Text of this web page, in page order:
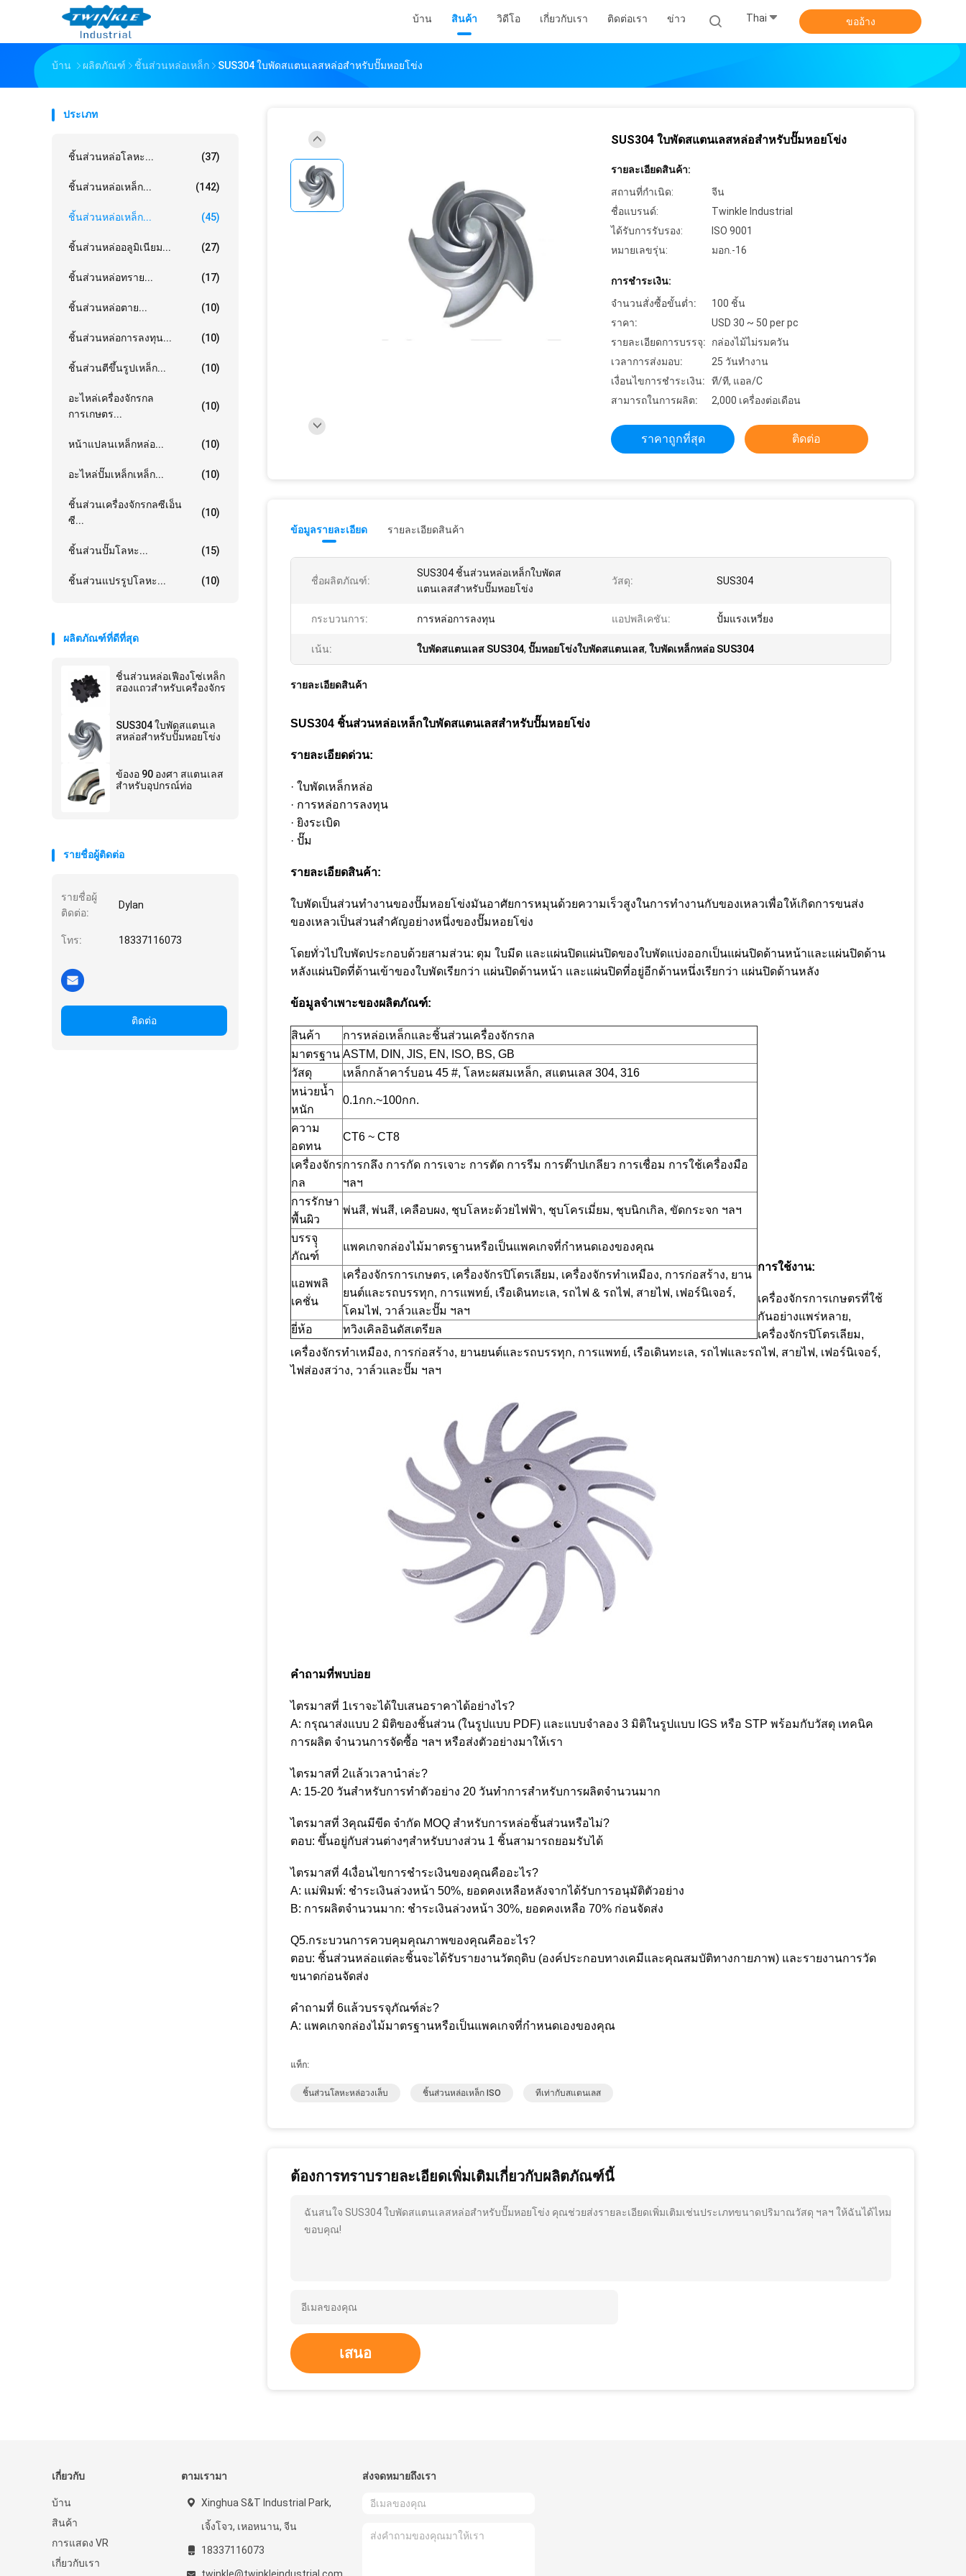
บ้าน สินค้า วิดีโอ เกี่ยวกับเรา ติดต่อเรา ข่าว Thai ขออ้าง
บ้าน ผลิตภัณฑ์ ชิ้นส่วนหล่อเหล็ก SUS304 ใบพัดสแตนเลสหล่อสำหรับปั๊มหอยโข่ง
ประเภท
ชิ้นส่วนหล่อโลหะ... (37)
ชิ้นส่วนหล่อเหล็ก... (142)
ชิ้นส่วนหล่อเหล็ก... (45)
ชิ้นส่วนหล่ออลูมิเนียม... (27)
ชิ้นส่วนหล่อทราย... (17)
ชิ้นส่วนหล่อตาย... (10)
ชิ้นส่วนหล่อการลงทุน... (10)
ชิ้นส่วนตีขึ้นรูปเหล็ก... (10)
อะไหล่เครื่องจักรกล
การเกษตร...
(10)
หน้าแปลนเหล็กหล่อ... (10)
อะไหล่ปั๊มเหล็กเหล็ก... (10)
ชิ้นส่วนเครื่องจักรกลซีเอ็น
ซี...
(10)
ชิ้นส่วนปั๊มโลหะ... (15)
ชิ้นส่วนแปรรูปโลหะ... (10)
ผลิตภัณฑ์ที่ดีที่สุด
ชิ้นส่วนหล่อเฟืองโซ่เหล็ก
สองแถวสำหรับเครื่องจักร
SUS304 ใบพัดสแตนเล
สหล่อสำหรับปั๊มหอยโข่ง
ข้องอ 90 องศา สแตนเลส
สำหรับอุปกรณ์ท่อ
รายชื่อผู้ติดต่อ
รายชื่อผู้
ติดต่อ:
Dylan
โทร: 18337116073
ติดต่อ
SUS304 ใบพัดสแตนเลสหล่อสำหรับปั๊มหอยโข่ง
รายละเอียดสินค้า:
สถานที่กำเนิด:
จีน
ชื่อแบรนด์:
Twinkle Industrial
ได้รับการรับรอง:
ISO 9001
หมายเลขรุ่น:
มอก.-16
การชำระเงิน:
จำนวนสั่งซื้อขั้นต่ำ:
100 ชิ้น
ราคา:
USD 30 ~ 50 per pc
รายละเอียดการบรรจุ:
กล่องไม้ไม่รมควัน
เวลาการส่งมอบ:
25 วันทำงาน
เงื่อนไขการชำระเงิน:
ที/ที, แอล/C
สามารถในการผลิต:
2,000 เครื่องต่อเดือน
ราคาถูกที่สุด ติดต่อ
ข้อมูลรายละเอียด รายละเอียดสินค้า
ชื่อผลิตภัณฑ์:
SUS304 ชิ้นส่วนหล่อเหล็กใบพัดส
แตนเลสสำหรับปั๊มหอยโข่ง
วัสดุ: SUS304
กระบวนการ: การหล่อการลงทุน แอปพลิเคชัน: ปั้มแรงเหวี่ยง
เน้น: ใบพัดสแตนเลส SUS304, ปั๊มหอยโข่งใบพัดสแตนเลส, ใบพัดเหล็กหล่อ SUS304
รายละเอียดสินค้า
SUS304 ชิ้นส่วนหล่อเหล็กใบพัดสแตนเลสสำหรับปั๊มหอยโข่ง
รายละเอียดด่วน:
· ใบพัดเหล็กหล่อ
· การหล่อการลงทุน
· ยิงระเบิด
· ปั๊ม
รายละเอียดสินค้า:
ใบพัดเป็นส่วนทำงานของปั๊มหอยโข่งมันอาศัยการหมุนด้วยความเร็วสูงในการทำงานกับของเหลวเพื่อให้เกิดการขนส่ง
ของเหลวเป็นส่วนสำคัญอย่างหนึ่งของปั๊มหอยโข่ง
โดยทั่วไปใบพัดประกอบด้วยสามส่วน: ดุม ใบมีด และแผ่นปิดแผ่นปิดของใบพัดแบ่งออกเป็นแผ่นปิดด้านหน้าและแผ่นปิดด้าน
หลังแผ่นปิดที่ด้านเข้าของใบพัดเรียกว่า แผ่นปิดด้านหน้า และแผ่นปิดที่อยู่อีกด้านหนึ่งเรียกว่า แผ่นปิดด้านหลัง
ข้อมูลจำเพาะของผลิตภัณฑ์:
สินค้า
การหล่อเหล็กและชิ้นส่วนเครื่องจักรกล
มาตรฐาน ASTM, DIN, JIS, EN, ISO, BS, GB
วัสดุ
เหล็กกล้าคาร์บอน 45 #, โลหะผสมเหล็ก, สแตนเลส 304, 316
หน่วยน้ำ
หนัก
0.1กก.~100กก.
ความ
อดทน
CT6 ~ CT8
เครื่องจักร
กล
การกลึง การกัด การเจาะ การตัด การรีม การต๊าปเกลียว การเชื่อม การใช้เครื่องมือ
ฯลฯ
การรักษา
พื้นผิว
พ่นสี, พ่นสี, เคลือบผง, ชุบโลหะด้วยไฟฟ้า, ชุบโครเมี่ยม, ชุบนิกเกิล, ขัดกระจก ฯลฯ
บรรจุุ
ภัณฑ์
แพคเกจกล่องไม้มาตรฐานหรือเป็นแพคเกจที่กำหนดเองของคุณ
แอพพลิ
เคชั่น
เครื่องจักรการเกษตร, เครื่องจักรปิโตรเลียม, เครื่องจักรทำเหมือง, การก่อสร้าง, ยาน
ยนต์และรถบรรทุก, การแพทย์, เรือเดินทะเล, รถไฟ & รถไฟ, สายไฟ, เฟอร์นิเจอร์,
โคมไฟ, วาล์วและปั๊ม ฯลฯ
ยี่ห้อ
ทวิงเคิลอินดัสเตรียล
การใช้งาน:
เครื่องจักรการเกษตรที่ใช้
กันอย่างแพร่หลาย,
เครื่องจักรปิโตรเลียม,
เครื่องจักรทำเหมือง, การก่อสร้าง, ยานยนต์และรถบรรทุก, การแพทย์, เรือเดินทะเล, รถไฟและรถไฟ, สายไฟ, เฟอร์นิเจอร์,
ไฟส่องสว่าง, วาล์วและปั๊ม ฯลฯ
คำถามที่พบบ่อย
ไตรมาสที่ 1เราจะได้ใบเสนอราคาได้อย่างไร?
A: กรุณาส่งแบบ 2 มิติของชิ้นส่วน (ในรูปแบบ PDF) และแบบจำลอง 3 มิติในรูปแบบ IGS หรือ STP พร้อมกับวัสดุ เทคนิค
การผลิต จำนวนการจัดซื้อ ฯลฯ หรือส่งตัวอย่างมาให้เรา
ไตรมาสที่ 2แล้วเวลานำล่ะ?
A: 15-20 วันสำหรับการทำตัวอย่าง 20 วันทำการสำหรับการผลิตจำนวนมาก
ไตรมาสที่ 3คุณมีขีด จำกัด MOQ สำหรับการหล่อชิ้นส่วนหรือไม่?
ตอบ: ขึ้นอยู่กับส่วนต่างๆสำหรับบางส่วน 1 ชิ้นสามารถยอมรับได้
ไตรมาสที่ 4เงื่อนไขการชำระเงินของคุณคืออะไร?
A: แม่พิมพ์: ชำระเงินล่วงหน้า 50%, ยอดคงเหลือหลังจากได้รับการอนุมัติตัวอย่าง
B: การผลิตจำนวนมาก: ชำระเงินล่วงหน้า 30%, ยอดคงเหลือ 70% ก่อนจัดส่ง
Q5.กระบวนการควบคุมคุณภาพของคุณคืออะไร?
ตอบ: ชิ้นส่วนหล่อแต่ละชิ้นจะได้รับรายงานวัตถุดิบ (องค์ประกอบทางเคมีและคุณสมบัติทางกายภาพ) และรายงานการวัด
ขนาดก่อนจัดส่ง
คำถามที่ 6แล้วบรรจุภัณฑ์ล่ะ?
A: แพคเกจกล่องไม้มาตรฐานหรือเป็นแพคเกจที่กำหนดเองของคุณ
แท็ก:
ชิ้นส่วนโลหะหล่อวงเล็บ ชิ้นส่วนหล่อเหล็ก ISO ทีเท่ากับสแตนเลส
ต้องการทราบรายละเอียดเพิ่มเติมเกี่ยวกับผลิตภัณฑ์นี้
ฉันสนใจ SUS304 ใบพัดสแตนเลสหล่อสำหรับปั๊มหอยโข่ง คุณช่วยส่งรายละเอียดเพิ่มเติมเช่นประเภทขนาดปริมาณวัสดุ ฯลฯ ให้ฉันได้ไหม
ขอบคุณ!
เสนอ
เกี่ยวกับ
บ้าน
สินค้า
การแสดง VR
เกี่ยวกับเรา
ตามเรามา
Xinghua S&T Industrial Park,
เจิ้งโจว, เหอหนาน, จีน
18337116073
ส่งจดหมายถึงเรา